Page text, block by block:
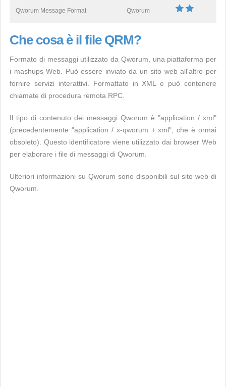
Qworum Message Format Qworum
Che cosa è il file QRM?
Formato di messaggi utilizzato da Qworum, una piattaforma per
i mashups Web. Può essere inviato da un sito web all'altro per
fornire servizi interattivi. Formattato in XML e può contenere
chiamate di procedura remota RPC.
Il tipo di contenuto dei messaggi Qworum è "application / xml"
(precedentemente "application / x-qworum + xml", che è ormai
obsoleto). Questo identificatore viene utilizzato dai browser Web
per elaborare i file di messaggi di Qworum.
Ulteriori informazioni su Qworum sono disponibili sul sito web di
Qworum.